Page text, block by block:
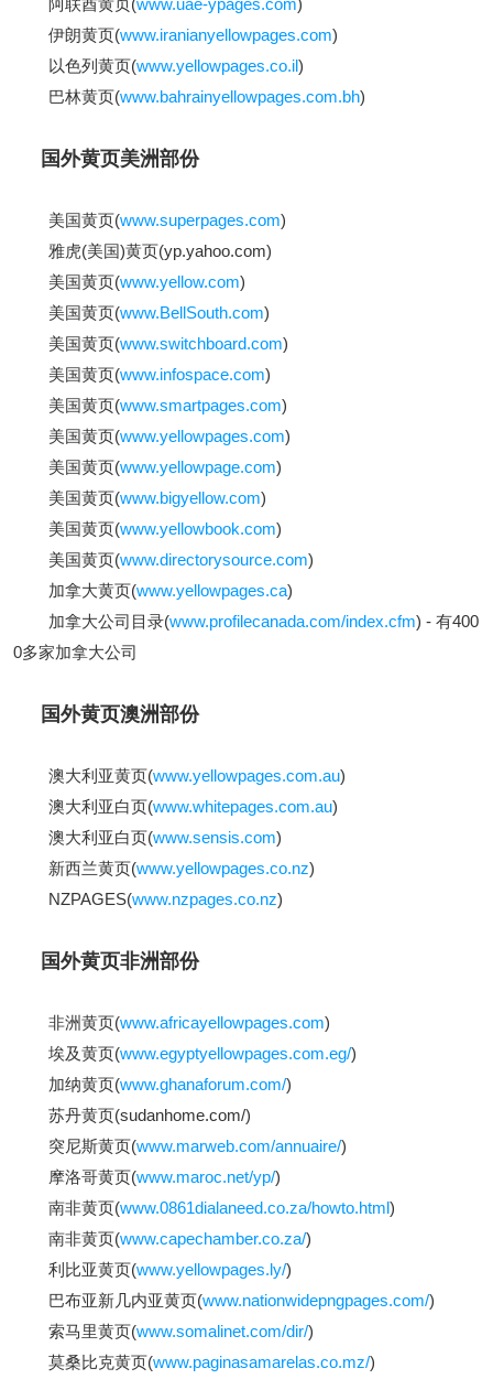
阿联酋黄页(www.uae-ypages.com)
伊朗黄页(www.iranianyellowpages.com)
以色列黄页(www.yellowpages.co.il)
巴林黄页(www.bahrainyellowpages.com.bh)
国外黄页美洲部份
美国黄页(www.superpages.com)
雅虎(美国)黄页(yp.yahoo.com)
美国黄页(www.yellow.com)
美国黄页(www.BellSouth.com)
美国黄页(www.switchboard.com)
美国黄页(www.infospace.com)
美国黄页(www.smartpages.com)
美国黄页(www.yellowpages.com)
美国黄页(www.yellowpage.com)
美国黄页(www.bigyellow.com)
美国黄页(www.yellowbook.com)
美国黄页(www.directorysource.com)
加拿大黄页(www.yellowpages.ca)
加拿大公司目录(www.profilecanada.com/index.cfm) - 有400
0多家加拿大公司
国外黄页澳洲部份
澳大利亚黄页(www.yellowpages.com.au)
澳大利亚白页(www.whitepages.com.au)
澳大利亚白页(www.sensis.com)
新西兰黄页(www.yellowpages.co.nz)
NZPAGES(www.nzpages.co.nz)
国外黄页非洲部份
非洲黄页(www.africayellowpages.com)
埃及黄页(www.egyptyellowpages.com.eg/)
加纳黄页(www.ghanaforum.com/)
苏丹黄页(sudanhome.com/)
突尼斯黄页(www.marweb.com/annuaire/)
摩洛哥黄页(www.maroc.net/yp/)
南非黄页(www.0861dialaneed.co.za/howto.html)
南非黄页(www.capechamber.co.za/)
利比亚黄页(www.yellowpages.ly/)
巴布亚新几内亚黄页(www.nationwidepngpages.com/)
索马里黄页(www.somalinet.com/dir/)
莫桑比克黄页(www.paginasamarelas.co.mz/)